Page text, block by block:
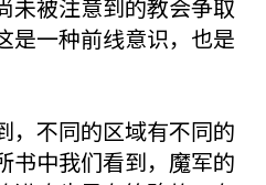
未被注意到的教会争取
是一种前线意识，也是
，不同的区域有不同的
书中我们看到，魔军的